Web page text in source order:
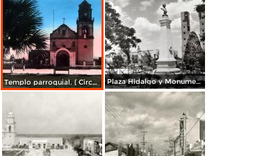
Templo parroquial. ( Circulada el 12 de Agosto de 1944 ). Plaza Hidalgo y Monumento a Benito Juarez.